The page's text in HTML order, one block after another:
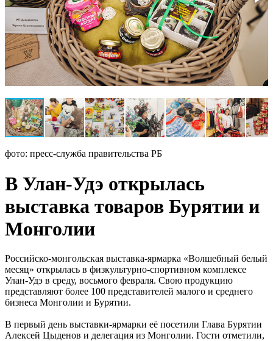
фото: пресс-служба правительства РБ
В Улан-Удэ открылась
выставка товаров Бурятии и
Монголии
Российско-монгольская выставка-ярмарка «Волшебный белый
месяц» открылась в физкультурно-спортивном комплексе
Улан-Удэ в среду, восьмого февраля. Свою продукцию
представляют более 100 представителей малого и среднего
бизнеса Монголии и Бурятии.
В первый день выставки-ярмарки её посетили Глава Бурятии
Алексей Цыденов и делегация из Монголии. Гости отметили,